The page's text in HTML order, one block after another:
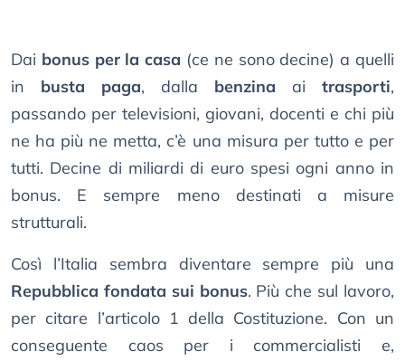
Dai bonus per la casa (ce ne sono decine) a quelli
in busta paga, dalla benzina ai trasporti,
passando per televisioni, giovani, docenti e chi più
ne ha più ne metta, c’è una misura per tutto e per
tutti. Decine di miliardi di euro spesi ogni anno in
bonus. E sempre meno destinati a misure
strutturali.
Così l’Italia sembra diventare sempre più una
Repubblica fondata sui bonus. Più che sul lavoro,
per citare l’articolo 1 della Costituzione. Con un
conseguente caos per i commercialisti e,